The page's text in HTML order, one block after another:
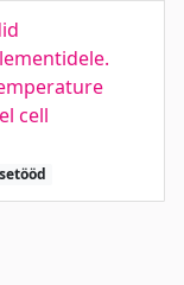
cell